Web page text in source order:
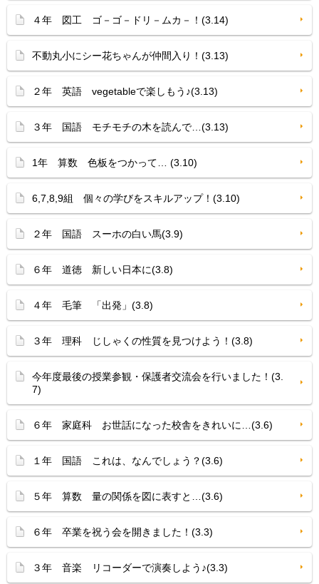
４年 図工 ゴ－ゴ－ドリ－ムカ－！(3.14)
不動丸小にシー花ちゃんが仲間入り！(3.13)
２年 英語 vegetableで楽しもう♪(3.13)
３年 国語 モチモチの木を読んで…(3.13)
1年 算数 色板をつかって… (3.10)
6,7,8,9組 個々の学びをスキルアップ！(3.10)
２年 国語 スーホの白い馬(3.9)
６年 道徳 新しい日本に(3.8)
４年 毛筆 「出発」(3.8)
３年 理科 じしゃくの性質を見つけよう！(3.8)
今年度最後の授業参観・保護者交流会を行いました！(3.
7)
６年 家庭科 お世話になった校舎をきれいに…(3.6)
１年 国語 これは、なんでしょう？(3.6)
５年 算数 量の関係を図に表すと…(3.6)
６年 卒業を祝う会を開きました！(3.3)
３年 音楽 リコーダーで演奏しよう♪(3.3)